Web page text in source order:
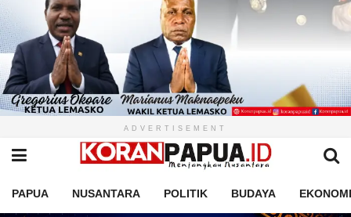
ADVERTISEMENT
PAPUA NUSANTARA POLITIK BUDAYA EKONOMI